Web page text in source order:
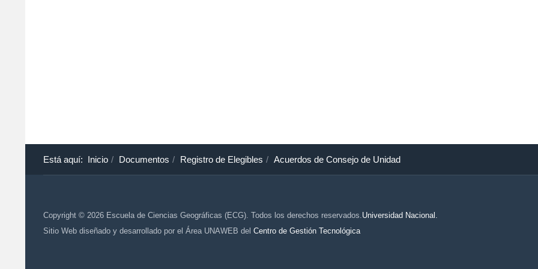
Está aquí: Inicio Documentos Registro de Elegibles Acuerdos de Consejo de Unidad
Copyright © 2026 Escuela de Ciencias Geográficas (ECG). Todos los derechos reservados. Universidad Nacional.
Sitio Web diseñado y desarrollado por el Área UNAWEB del Centro de Gestión Tecnológica